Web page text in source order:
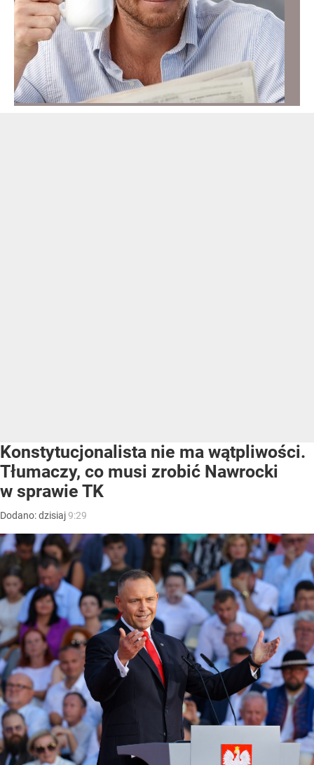
Konstytucjonalista nie ma wątpliwości.
Tłumaczy, co musi zrobić Nawrocki
w sprawie TK
Dodano:dzisiaj9:29